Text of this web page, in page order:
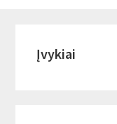
Įvykiai